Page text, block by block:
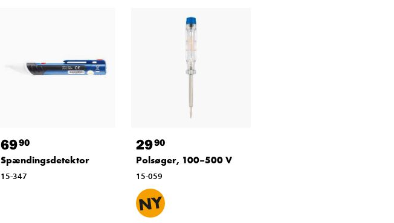
6990
Spændingsdetektor
15-347
2990
Polsøger, 100–500 V
15-059